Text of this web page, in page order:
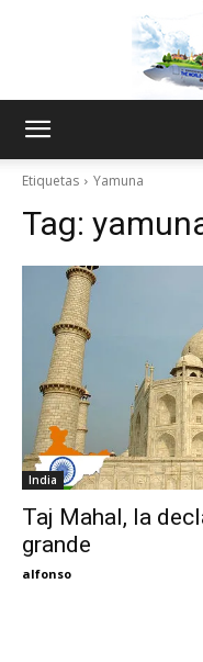
Etiquetas Yamuna
Tag:
India
Taj Mahal, la
grande
alfonso